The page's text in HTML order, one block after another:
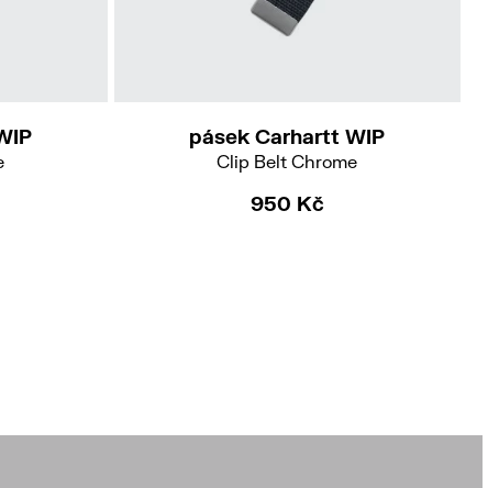
pásek Carhartt WIP
Clip Belt Chrome
950 Kč